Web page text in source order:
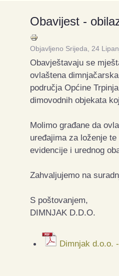
Obavijest -
Objavljeno Srijeda, 24
Obavještavaju se
ovlaštena
područja Općine
dimovodnih objekata
Molimo građane da
uređajima za loženje te
evidencije i urednog
Zahvaljujemo na
S poštovanjem,
DIMNJAK D.D.O.
Dimnjak d.o.o.